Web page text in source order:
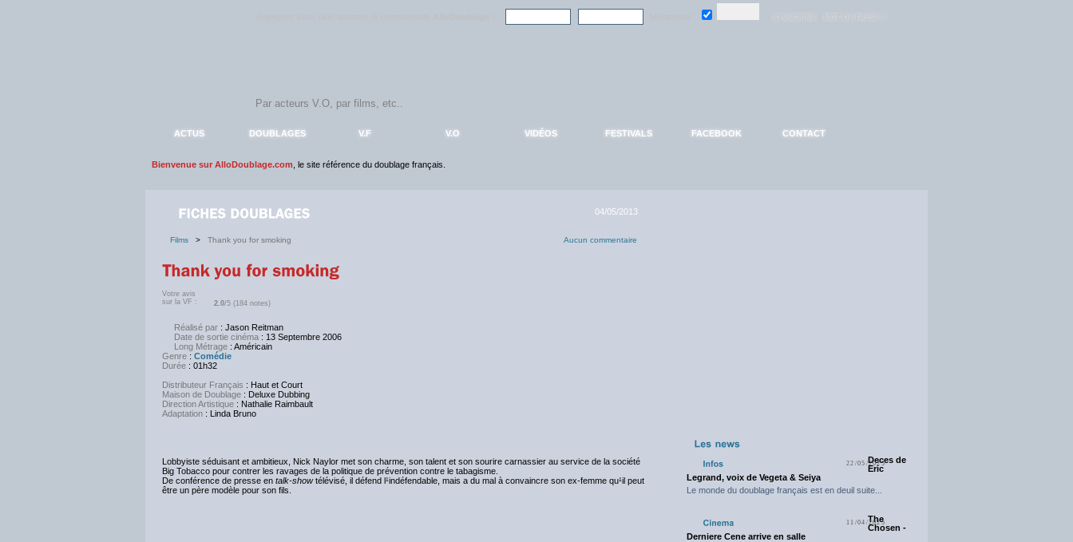
ACTUS DOUBLAGES V.F V.O VIDÉOS FESTIVALS FACEBOOK CONTACT
Bienvenue sur AlloDoublage.com , le site référence du doublage français.
04/05/2013
Films > Thank you for smoking Aucun commentaire
Votre avis
sur la VF :
2.0/5 (184 notes)
Réalisé par : Jason Reitman
Date de sortie cinéma : 13 Septembre 2006
Long Métrage : Américain
Genre : Comédie
Durée : 01h32
Distributeur Français : Haut et Court
Maison de Doublage : Deluxe Dubbing
Direction Artistique : Nathalie Raimbault
Adaptation : Linda Bruno
Lobbyiste séduisant et ambitieux, Nick Naylor met son charme, son talent et son sourire carnassier au service de la société
Big Tobacco pour contrer les ravages de la politique de prévention contre le tabagisme.
De conférence de presse en talk-showtélévisé, il défend l¹indéfendable, mais a du mal à convaincre son ex-femme qu¹il peut
être un père modèle pour son fils.
22/05/2025Deces de
Eric
Legrand, voix de Vegeta & Seiya
Le monde du doublage français est en deuil suite...
11/04/2025
The
Chosen -
Derniere Cene arrive en salle